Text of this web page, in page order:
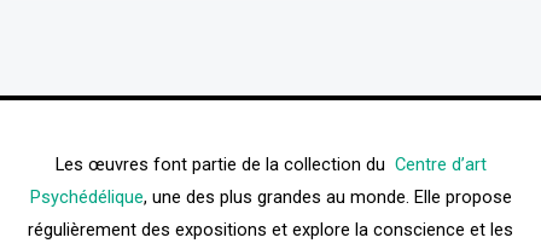
Les œuvres font partie de la collection du Centre d’art
Psychédélique, une des plus grandes au monde. Elle propose
régulièrement des expositions et explore la conscience et les